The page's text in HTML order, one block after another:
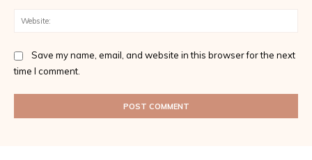
Save my name, email, and website in this browser for the next
time I comment.